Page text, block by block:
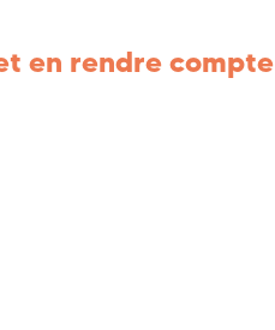
en rendre compte